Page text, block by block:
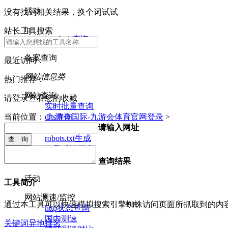
活动
ip
ip whois查询
备案查询
网站信息类
网站查询
实时批量查询
dns查询
robots.txt生成
收录反链历史
活动
网站测速/监控
http状态查询
国内测速
没有找到相关结果，换个词试试
站长工具搜索
最近访问：
热门推荐：
请登录查看您的收藏
当前位置：九游会国际-九游会体育官网登录 >
请输入网址
查询结果
工具简介
通过本工具可以快速模拟搜索引擎蜘蛛访问页面所抓取到的内
关键词异地排名